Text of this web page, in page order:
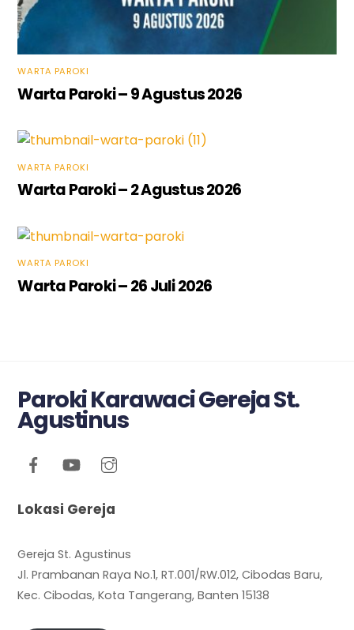
WARTA PAROKI
Warta Paroki – 9 Agustus 2026
WARTA PAROKI
Warta Paroki – 2 Agustus 2026
WARTA PAROKI
Warta Paroki – 26 Juli 2026
Paroki Karawaci Gereja St.
Agustinus
Lokasi Gereja
Gereja St. Agustinus
Jl. Prambanan Raya No.1, RT.001/RW.012, Cibodas Baru,
Kec. Cibodas, Kota Tangerang, Banten 15138